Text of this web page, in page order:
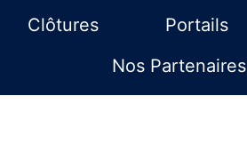
Clôtures Portails
Nos Partenaires